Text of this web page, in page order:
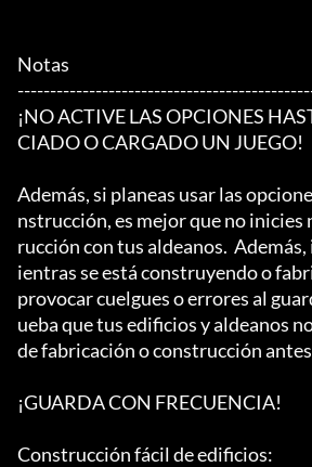
Notas
¡NO ACTIVE LAS OPCIONES
CIADO O CARGADO UN JUEGO!
Además, si planeas usar las
nstrucción, es mejor que no
rucción con tus aldeanos.
ientras se está construyendo o
provocar cuelgues o errores al
ueba que tus edificios y aldeanos
de fabricación o construcción
¡GUARDA CON FRECUENCIA!
Construcción fácil de edificios: